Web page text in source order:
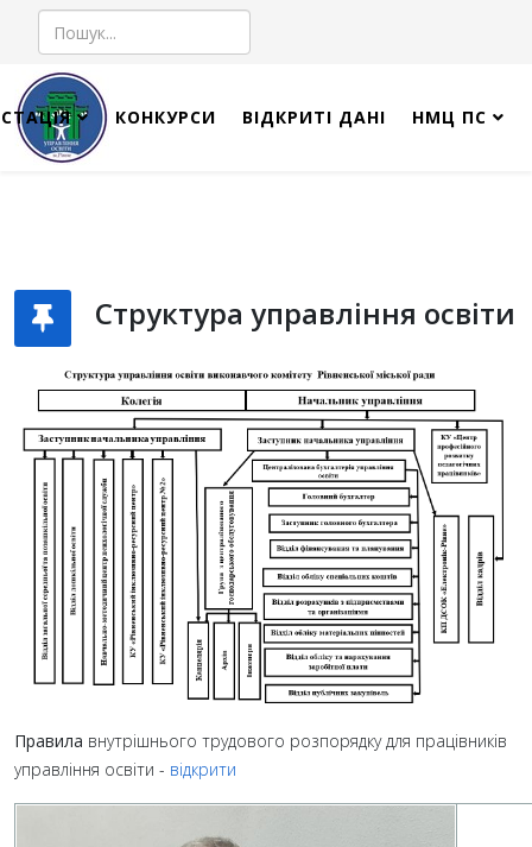
Пошук
КОНКУРСИ ВІДКРИТІ ДАНІ НМЦ ПС
Структура управління освіти
Правила внутрішнього трудового розпорядку для працівників
управління освіти - відкрити